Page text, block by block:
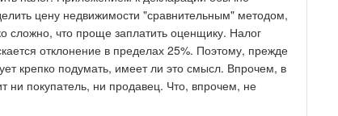
цену недвижимости "сравнительным" методом,
сложно, что проще заплатить оценщику. Налог
отклонение в пределах 25%. Поэтому, прежде
крепко подумать, имеет ли это смысл. Впрочем, в
ни покупатель, ни продавец. Что, впрочем, не